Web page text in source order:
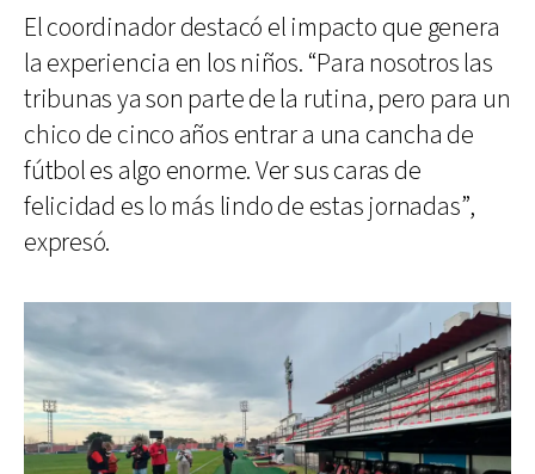
El coordinador destacó el impacto que genera
la experiencia en los niños. “Para nosotros las
tribunas ya son parte de la rutina, pero para un
chico de cinco años entrar a una cancha de
fútbol es algo enorme. Ver sus caras de
felicidad es lo más lindo de estas jornadas”,
expresó.